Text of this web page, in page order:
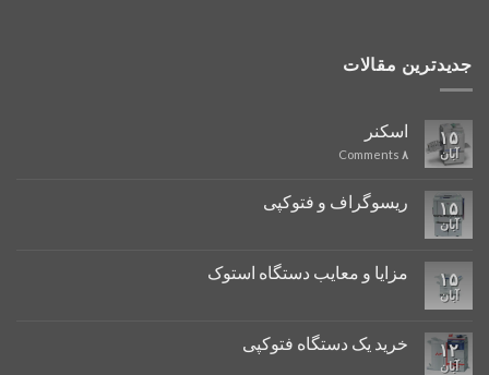
جدیدترین مقالات
۱۵
آبان
اسکنر
۸
۱۵
آبان
ریسوگراف و فتوکپی
۱۵
آبان
مزایا و معایب دستگاه استوک
۱۲
آبان
خرید یک دستگاه فتوکپی